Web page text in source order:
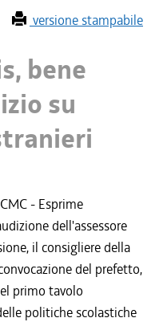
versione stampabile
bene
su
- Esprime
dell'assessore
il consigliere della
del prefetto,
primo tavolo
politiche scolastiche